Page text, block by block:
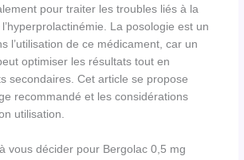
pour traiter les troubles liés à la
La posologie est un
l’utilisation de ce médicament, car un
optimiser les résultats tout en
secondaires. Cet article se propose
recommandé et les considérations
utilisation.
vous décider pour Bergolac 0,5 mg